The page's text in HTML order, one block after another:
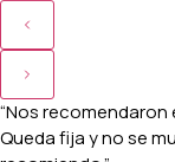
“Nos recomendaron
Queda fija y no se